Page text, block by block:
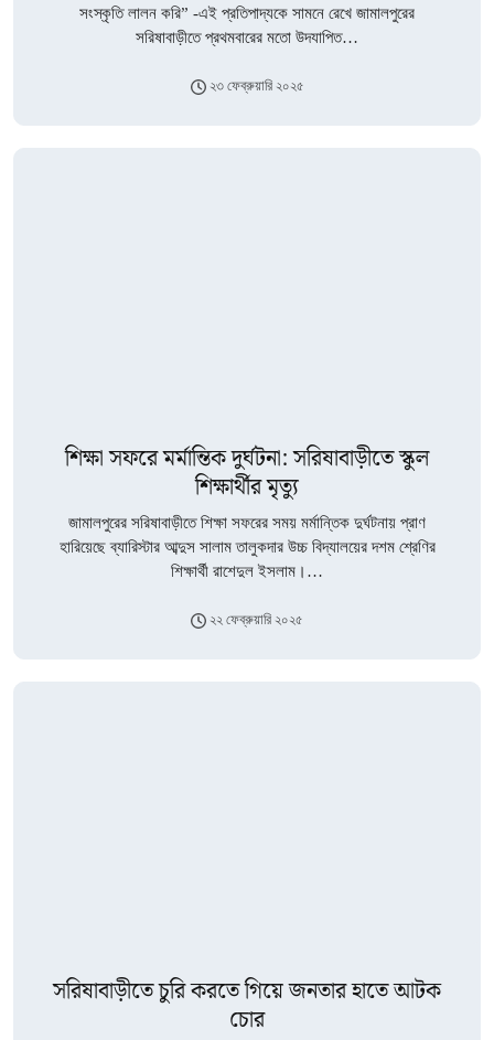
সংস্কৃতি লালন করি” -এই প্রতিপাদ্যকে সামনে রেখে জামালপুরের
সরিষাবাড়ীতে প্রথমবারের মতো উদযাপিত…
২৩ ফেব্রুয়ারি ২০২৫
শিক্ষা সফরে মর্মান্তিক দুর্ঘটনা: সরিষাবাড়ীতে স্কুল
শিক্ষার্থীর মৃত্যু
জামালপুরের সরিষাবাড়ীতে শিক্ষা সফরের সময় মর্মান্তিক দুর্ঘটনায় প্রাণ
হারিয়েছে ব্যারিস্টার আব্দুস সালাম তালুকদার উচ্চ বিদ্যালয়ের দশম শ্রেণির
শিক্ষার্থী রাশেদুল ইসলাম।…
২২ ফেব্রুয়ারি ২০২৫
সরিষাবাড়ীতে চুরি করতে গিয়ে জনতার হাতে আটক
চোর